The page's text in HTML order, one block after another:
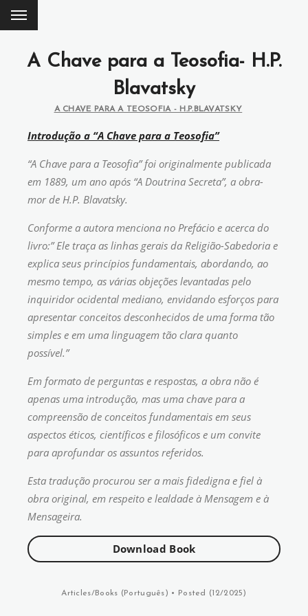
A Chave para a Teosofia- H.P.
Blavatsky
A CHAVE PARA A TEOSOFIA - H.P.BLAVATSKY
Introdução a “A Chave para a Teosofia”
“A Chave para a Teosofia” foi originalmente publicada
em 1889, um ano após “A Doutrina Secreta”, a obra-
mor de H.P. Blavatsky.
Conforme a autora menciona no Prefácio e acerca do
livro:” Ele traça as linhas gerais da Religião-Sabedoria e
explica seus princípios fundamentais, abordando, ao
mesmo tempo, as várias objeções levantadas pelo
inquiridor ocidental mediano, envidando esforços para
apresentar conceitos desconhecidos de uma forma tão
simples e em uma linguagem tão clara quanto
possível.”
Em formato de perguntas e respostas, a obra não é
apenas uma introdução, mas uma chave para a
compreensão de conceitos fundamentais em seus
aspectos éticos, científicos e filosóficos e um convite
para aprofundar os assuntos referidos.
Esta tradução procurou ser a mais fidedigna e fiel à
obra original, em respeito e lealdade à Mensagem e à
Mensageira.
Download Book
Articles/Books ( Português) • Posted (12/2025)